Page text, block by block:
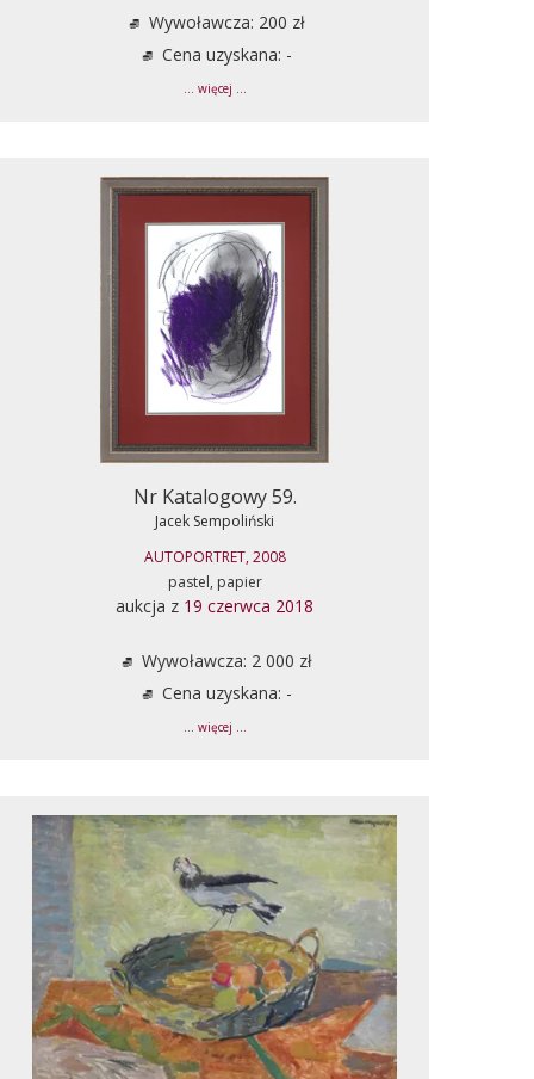
Wywoławcza: 200 zł
Cena uzyskana: -
... więcej ...
Nr Katalogowy 59.
Jacek Sempoliński
AUTOPORTRET, 2008
pastel, papier
aukcja z 19 czerwca 2018
Wywoławcza: 2 000 zł
Cena uzyskana: -
... więcej ...